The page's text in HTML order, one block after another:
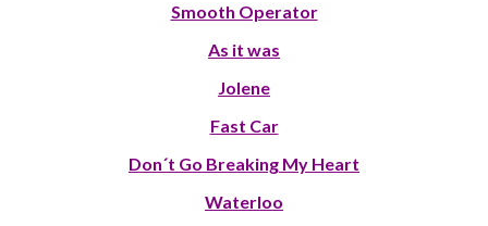
Smooth Operator
As it was
Jolene
Fast Car
Don´t Go Breaking My Heart
Waterloo